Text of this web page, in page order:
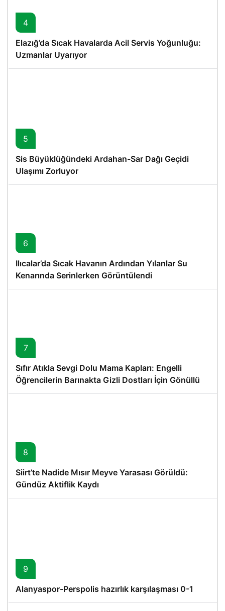
4
Elazığ’da Sıcak Havalarda Acil Servis Yoğunluğu:
Uzmanlar Uyarıyor
5
Sis Büyüklüğündeki Ardahan-Sar Dağı Geçidi
Ulaşımı Zorluyor
6
Ilıcalar’da Sıcak Havanın Ardından Yılanlar Su
Kenarında Serinlerken Görüntülendi
7
Sıfır Atıkla Sevgi Dolu Mama Kapları: Engelli
Öğrencilerin Barınakta Gizli Dostları İçin Gönüllü
Proje
8
Siirt’te Nadide Mısır Meyve Yarasası Görüldü:
Gündüz Aktiflik Kaydı
9
Alanyaspor-Perspolis hazırlık karşılaşması 0-1